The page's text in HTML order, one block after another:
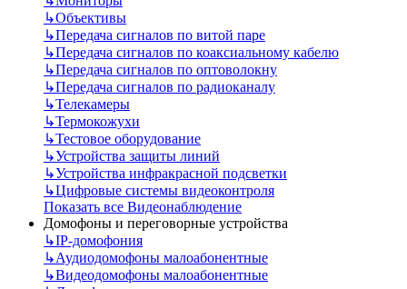
↳Объективы
↳Передача сигналов по витой паре
↳Передача сигналов по коаксиальному кабелю
↳Передача сигналов по оптоволокну
↳Передача сигналов по радиоканалу
↳Телекамеры
↳Термокожухи
↳Тестовое оборудование
↳Устройства защиты линий
↳Устройства инфракрасной подсветки
↳Цифровые системы видеоконтроля
Показать все Видеонаблюдение
Домофоны и переговорные устройства
↳IP-домофония
↳Аудиодомофоны малоабонентные
↳Видеодомофоны малоабонентные